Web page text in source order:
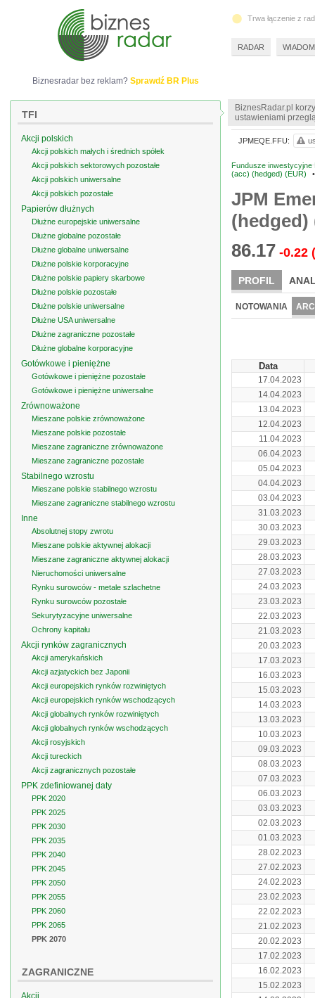
BiznesRadar.pl
ustawieniami
Fundusze inwestycyjne
(acc) (hedged) (EUR)
•
JPM
(hedged)
86.17 -0.22
PROFIL
NOTOWANIA
Data
17.04.2023
14.04.2023
13.04.2023
12.04.2023
11.04.2023
06.04.2023
05.04.2023
04.04.2023
03.04.2023
31.03.2023
30.03.2023
29.03.2023
28.03.2023
27.03.2023
24.03.2023
23.03.2023
22.03.2023
21.03.2023
20.03.2023
17.03.2023
16.03.2023
15.03.2023
14.03.2023
13.03.2023
10.03.2023
09.03.2023
08.03.2023
07.03.2023
06.03.2023
03.03.2023
02.03.2023
01.03.2023
28.02.2023
27.02.2023
24.02.2023
23.02.2023
22.02.2023
21.02.2023
20.02.2023
17.02.2023
16.02.2023
15.02.2023
JPMEQE.FFU:
Biznesradar bez reklam? Sprawdź BR Plus
TFI
Akcji polskich
Akcji polskich małych i średnich spółek
Akcji polskich sektorowych pozostałe
Akcji polskich uniwersalne
Akcji polskich pozostałe
Papierów dłużnych
Dłużne europejskie uniwersalne
Dłużne globalne pozostałe
Dłużne globalne uniwersalne
Dłużne polskie korporacyjne
Dłużne polskie papiery skarbowe
Dłużne polskie pozostałe
Dłużne polskie uniwersalne
Dłużne USA uniwersalne
Dłużne zagraniczne pozostałe
Dłużne globalne korporacyjne
Gotówkowe i pieniężne
Gotówkowe i pieniężne pozostałe
Gotówkowe i pieniężne uniwersalne
Zrównoważone
Mieszane polskie zrównoważone
Mieszane polskie pozostałe
Mieszane zagraniczne zrównoważone
Mieszane zagraniczne pozostałe
Stabilnego wzrostu
Mieszane polskie stabilnego wzrostu
Mieszane zagraniczne stabilnego wzrostu
Inne
Absolutnej stopy zwrotu
Mieszane polskie aktywnej alokacji
Mieszane zagraniczne aktywnej alokacji
Nieruchomości uniwersalne
Rynku surowców - metale szlachetne
Rynku surowców pozostałe
Sekurytyzacyjne uniwersalne
Ochrony kapitału
Akcji rynków zagranicznych
Akcji amerykańskich
Akcji azjatyckich bez Japonii
Akcji europejskich rynków rozwiniętych
Akcji europejskich rynków wschodzących
Akcji globalnych rynków rozwiniętych
Akcji globalnych rynków wschodzących
Akcji rosyjskich
Akcji tureckich
Akcji zagranicznych pozostałe
PPK zdefiniowanej daty
PPK 2020
PPK 2025
PPK 2030
PPK 2035
PPK 2040
PPK 2045
PPK 2050
PPK 2055
PPK 2060
PPK 2065
PPK 2070
ZAGRANICZNE
Akcji
Trwa łączenie z
RADAR